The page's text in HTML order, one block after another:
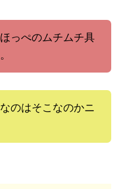
っぺのムチムチ具
のはそこなのかニ